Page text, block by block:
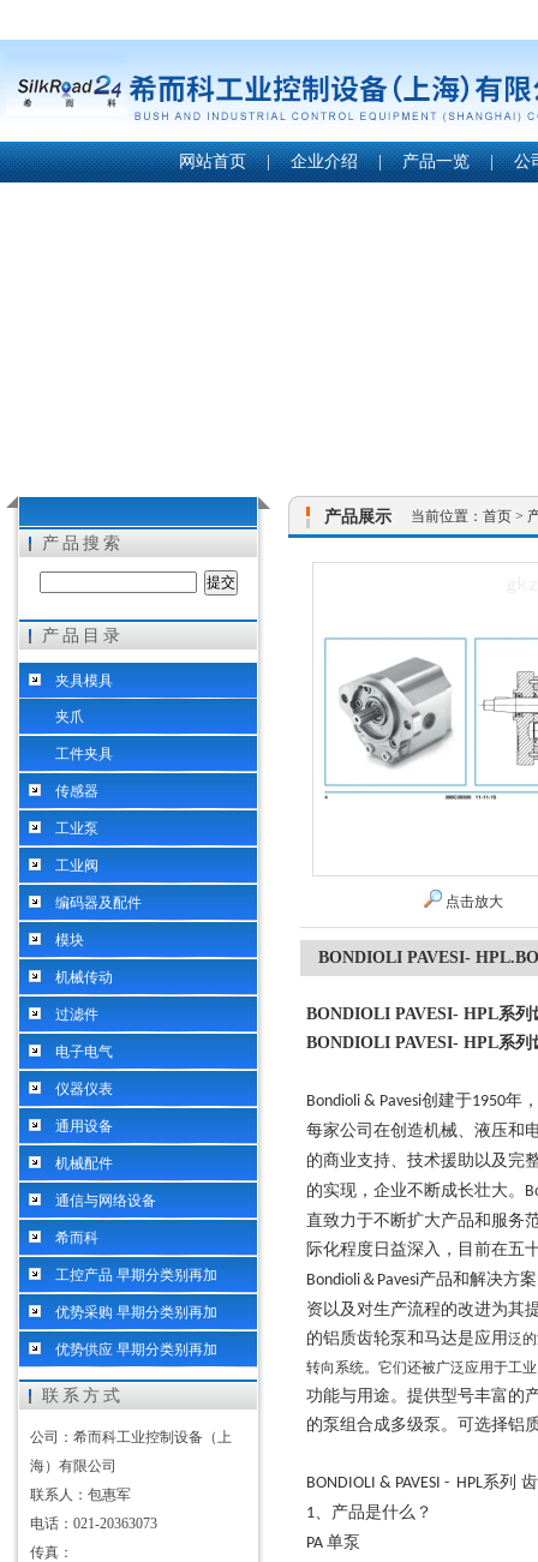
希而科工业控制设备（上海）有限公司
网站首页 | 企业介绍 | 产品一览 | 公
产品搜索
产品目录
夹具模具
夹爪
工件夹具
传感器
工业泵
工业阀
编码器及配件
模块
机械传动
过滤件
电子电气
仪器仪表
通用设备
机械配件
通信与网络设备
希而科
工控产品 早期分类别再加
优势采购 早期分类别再加
优势供应 早期分类别再加
联系方式
公司：希而科工业控制设备（上
海）有限公司
联系人：包惠军
电话：021-20363073
传真：
产品展示 当前位置： 首页 >
点击放大
BONDIOLI PAVESI-
BONDIOLI PAVESI- HPL系列
BONDIOLI PAVESI- HPL系列
Bondioli & Pavesi创建于1950年
每家公司在创造机械、液压和
的商业支持、技术援助以及完
的实现，企业不断成长壮大。
直致力于不断扩大产品和服务
际化程度日益深入，目前在五
Bondioli ＆ Pavesi产品和解决方
资以及对生产流程的改进为其
的铝质齿轮泵和马达是应用泛
转向系统。它们还被广泛应用于工
功能与用途。提供型号丰富的
的泵组合成多级泵。可选择铝
BONDIOLI & PAVESI - HPL系列
1、产品是什么？
PA 单泵